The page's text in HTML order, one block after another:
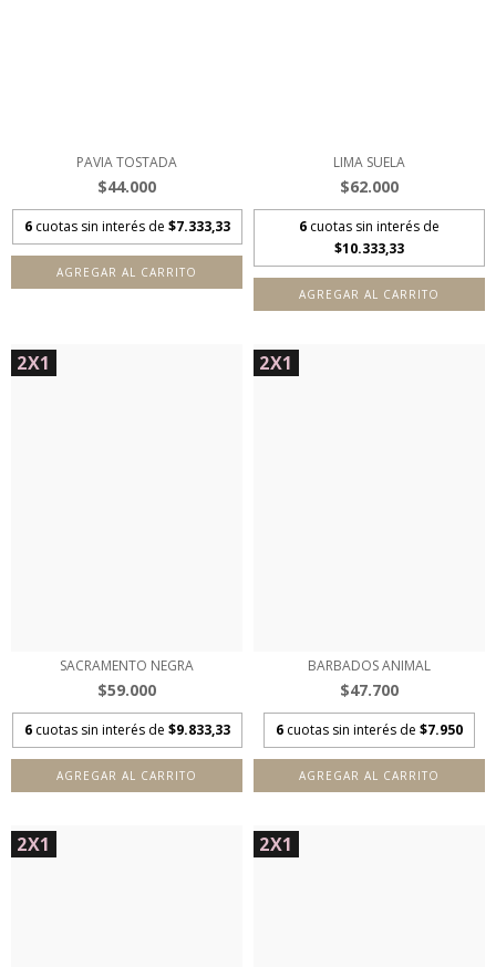
PAVIA TOSTADA
$44.000
6 cuotas sin interés de $7.333,33
AGREGAR AL CARRITO
LIMA SUELA
$62.000
6 cuotas sin interés de
$10.333,33
AGREGAR AL CARRITO
2X1
SACRAMENTO NEGRA
$59.000
6 cuotas sin interés de $9.833,33
AGREGAR AL CARRITO
2X1
BARBADOS ANIMAL
$47.700
6 cuotas sin interés de $7.950
AGREGAR AL CARRITO
2X1 2X1